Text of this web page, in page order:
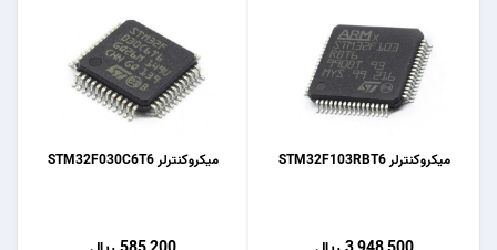
میکروکنترلر STM32F030C6T6 میکروکنترلر STM32F103RBT6